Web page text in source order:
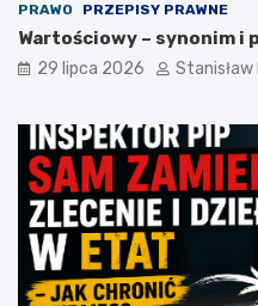
PRAWO PRZEPISY PRAWNE
Wartościowy – synonim i
29 lipca 2026